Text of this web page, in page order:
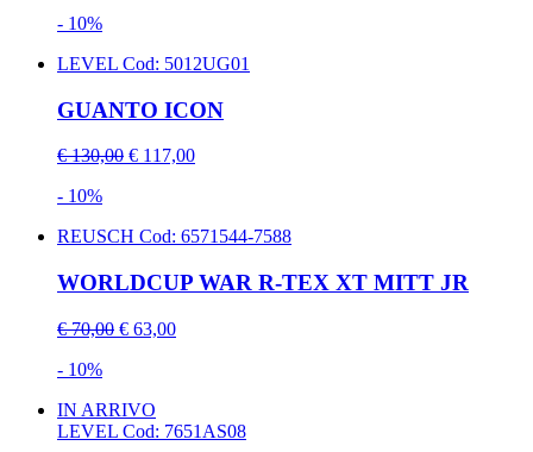
- 10%
LEVEL Cod: 5012UG01
GUANTO ICON
€ 130,00 € 117,00
- 10%
REUSCH Cod: 6571544-7588
WORLDCUP WAR R-TEX XT MITT JR
€ 70,00 € 63,00
- 10%
IN ARRIVO
LEVEL Cod: 7651AS08